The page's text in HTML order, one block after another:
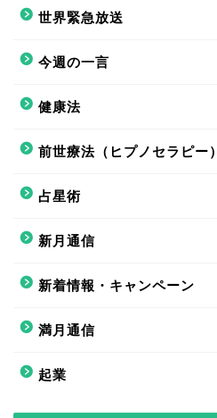
世界緊急放送
今週の一言
健康法
前世療法（ヒプノセラピー）
占星術
新月通信
新着情報・キャンペーン
満月通信
起業